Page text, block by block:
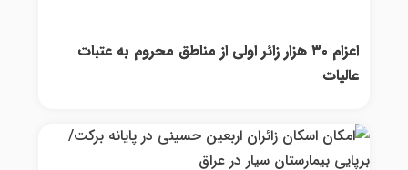
اعزام ۳۰ هزار زائر اولی از مناطق محروم به عتبات
عالیات